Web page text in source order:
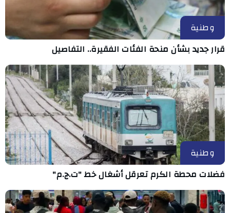
وطنية
قرار جديد بشأن منحة الفئات الفقيرة.. التفاصيل
وطنية
فضلات محطة الكرم تعرقل أشغال خط "ت.ج.م"